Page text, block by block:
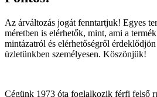
Az árváltozás jogát fenntartjuk! Egyes
méretben is elérhetők, mint, ami a
mintázatról és elérhetőségről
üzletünkben személyesen. Köszönjük!
Cégünk 1973 óta foglalkozik férfi felső